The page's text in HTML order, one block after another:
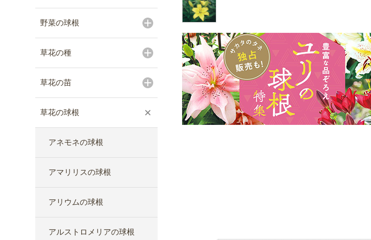
野菜の球根
草花の種
草花の苗
草花の球根
アネモネの球根
アマリリスの球根
アリウムの球根
アルストロメリアの球根